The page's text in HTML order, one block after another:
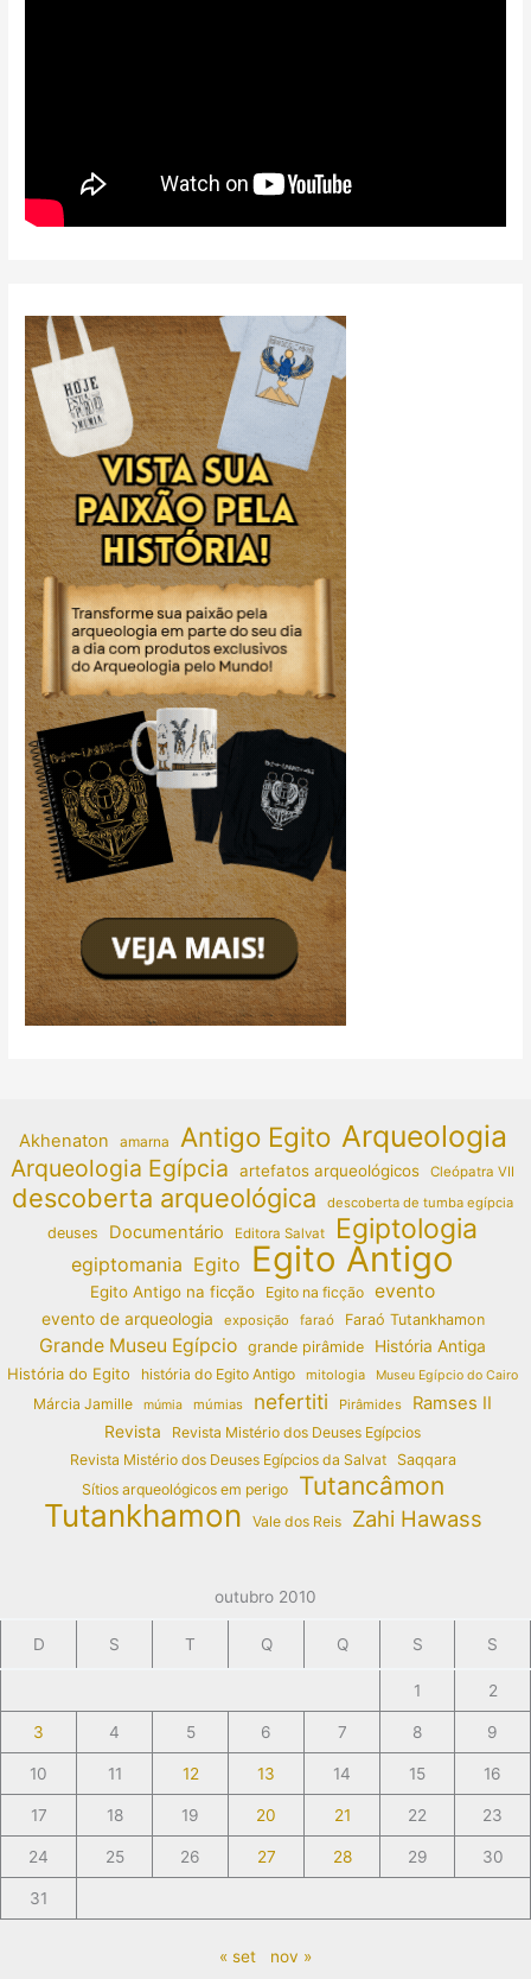
Akhenaton amarna Antigo Egito Arqueologia
Arqueologia Egípcia artefatos arqueológicos Cleópatra VII
descoberta arqueológica descoberta de tumba egípcia
deuses Documentário Editora Salvat Egiptologia
egiptomania Egito Egito Antigo
Egito Antigo na ficção Egito na ficção evento
evento de arqueologia exposição faraó Faraó Tutankhamon
Grande Museu Egípcio grande pirâmide
História Antiga
História do Egito
história do Egito Antigo mitologia Museu Egípcio do Cairo
Márcia Jamille múmia múmias nefertiti Pirâmides Ramses II
Revista
Revista Mistério dos Deuses Egípcios
Revista Mistério dos Deuses Egípcios da Salvat
Saqqara
Sítios arqueológicos em perigo
Tutancâmon
Tutankhamon Vale dos Reis Zahi Hawass
outubro 2010
D S T Q Q S S
1 2
3 4 5 6 7 8 9
10 11 12 13 14 15 16
17 18 19 20 21 22 23
24 25 26 27 28 29 30
31
« set nov »